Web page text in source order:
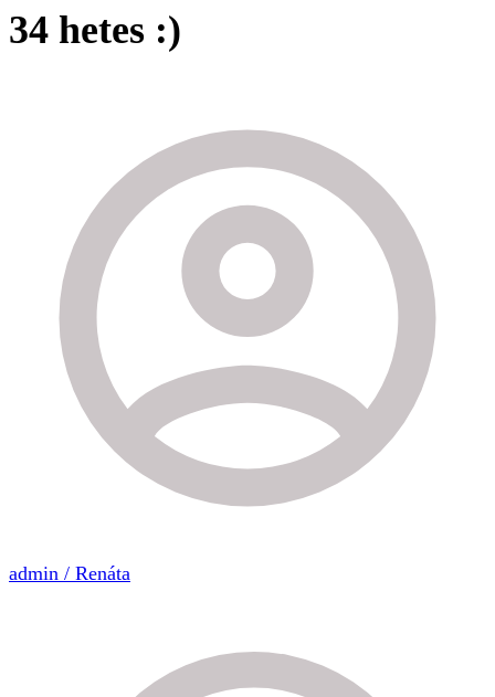
34 hetes :)
admin / Renáta